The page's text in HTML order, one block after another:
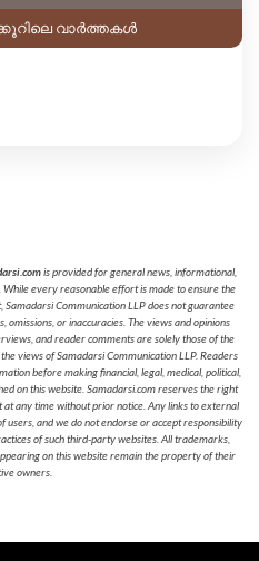
വാർത്തകൾ
is provided for general news, informational,
While every reasonable effort is made to ensure the
Communication LLP does not guarantee
or inaccuracies. The views and opinions
and reader comments are solely those of the
views of Samadarsi Communication LLP. Readers
before making financial, legal, medical, political,
on this website. Samadarsi.com reserves the right
any time without prior notice. Any links to external
and we do not endorse or accept responsibility
of such third-party websites. All trademarks,
on this website remain the property of their
owners.